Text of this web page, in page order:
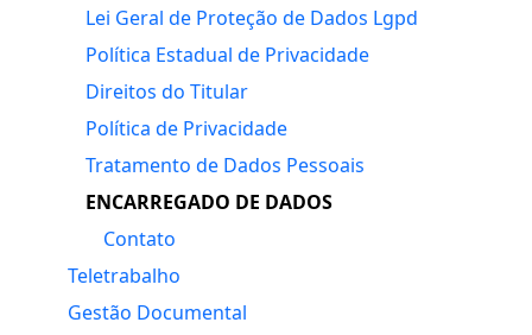
Lei Geral de Proteção de Dados Lgpd
Política Estadual de Privacidade
Direitos do Titular
Política de Privacidade
Tratamento de Dados Pessoais
ENCARREGADO DE DADOS
Contato
Teletrabalho
Gestão Documental